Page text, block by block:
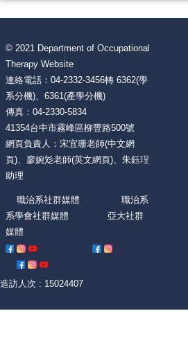
© 2021 Department of Occupational
Therapy Website
連絡電話：04-2332-3456轉 6362(學
系分機)、6361(產學分機)
傳真：04-2330-5834
41354台中市霧峰區柳豐路500號
網頁負責人：宋宜珊老師(中文網
頁)、廖婉彣老師(英文網頁)、朱鈺珵
助理
職治系社群媒體 職治系
系學會社群媒體 亞大社群
媒體
造訪人次 : 15024407